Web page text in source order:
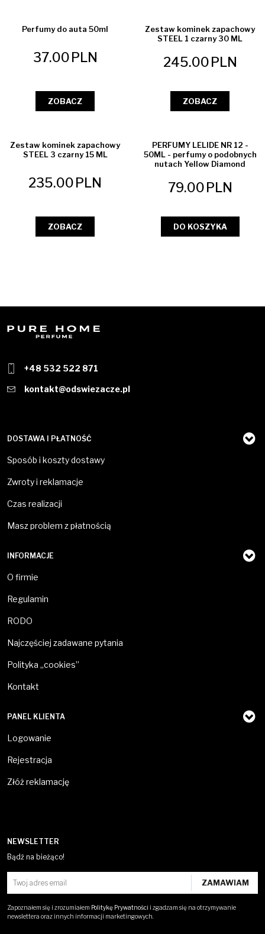
Perfumy do auta 50ml
37.00PLN
ZOBACZ
Zestaw kominek zapachowy
STEEL 1 czarny 30 ML
245.00PLN
ZOBACZ
Zestaw kominek zapachowy
STEEL 3 czarny 15 ML
235.00PLN
ZOBACZ
PERFUMY LELIDE NR 12 -
50ML - perfumy o podobnych
nutach Yellow Diamond
79.00PLN
DO KOSZYKA
+48 532 522 871
kontakt@odswiezacze.pl
DOSTAWA I PŁATNOŚĆ
Sposób i koszty dostawy
Zwroty i reklamacje
Czas realizacji
Masz problem z płatnością
INFORMACJE
O firmie
Regulamin
RODO
Najczęściej zadawane pytania
Polityka „cookies”
Kontakt
PANEL KLIENTA
Logowanie
Rejestracja
Złóż reklamację
NEWSLETTER
Bądź na bieżąco!
Zapoznałem się i zrozumiałem Politykę Prywatności i zgadzam się na otrzymywanie
newslettera oraz innych informacji marketingowych.